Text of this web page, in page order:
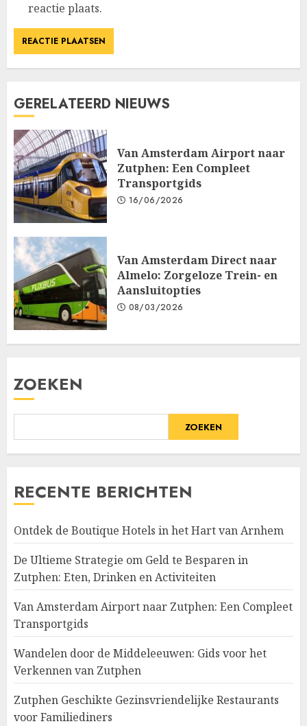
reactie plaats.
GERELATEERD NIEUWS
Van Amsterdam Airport naar
Zutphen: Een Compleet
Transportgids
16/06/2026
Van Amsterdam Direct naar
Almelo: Zorgeloze Trein- en
Aansluitopties
08/03/2026
ZOEKEN
ZOEKEN
RECENTE BERICHTEN
Ontdek de Boutique Hotels in het Hart van Arnhem
De Ultieme Strategie om Geld te Besparen in
Zutphen: Eten, Drinken en Activiteiten
Van Amsterdam Airport naar Zutphen: Een Compleet
Transportgids
Wandelen door de Middeleeuwen: Gids voor het
Verkennen van Zutphen
Zutphen Geschikte Gezinsvriendelijke Restaurants
voor Familiediners